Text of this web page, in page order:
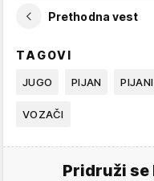
Prethodna vest
TAGOVI
JUGO PIJAN
VOZAČI
Pridruži se